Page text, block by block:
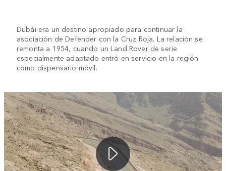
Dubái era un destino apropiado para continuar la
asociación de Defender con la Cruz Roja. La relación se
remonta a 1954, cuando un Land Rover de serie
especialmente adaptado entró en servicio en la región
como dispensario móvil.